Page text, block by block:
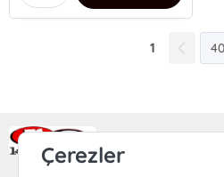
1
Ra Yayın Kitabevi
Çerezler